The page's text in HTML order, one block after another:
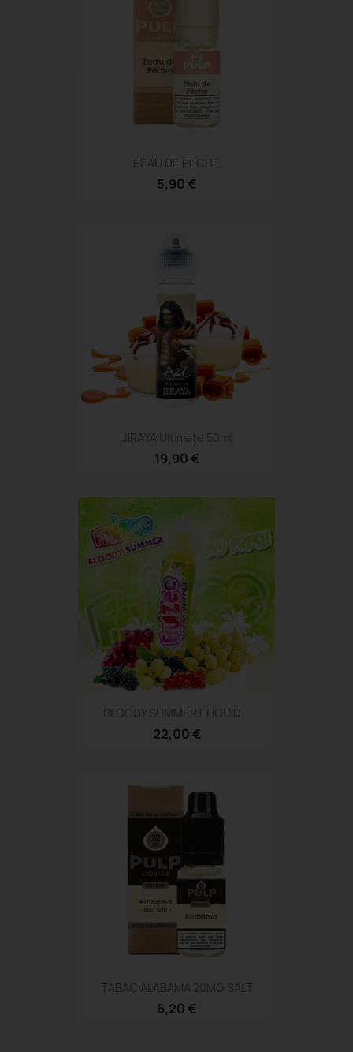
PEAU DE PECHE
5,90 €
JIRAYA Ultimate 50ml
19,90 €
BLOODY SUMMER ELIQUID...
22,00 €
TABAC ALABAMA 20MG SALT
6,20 €